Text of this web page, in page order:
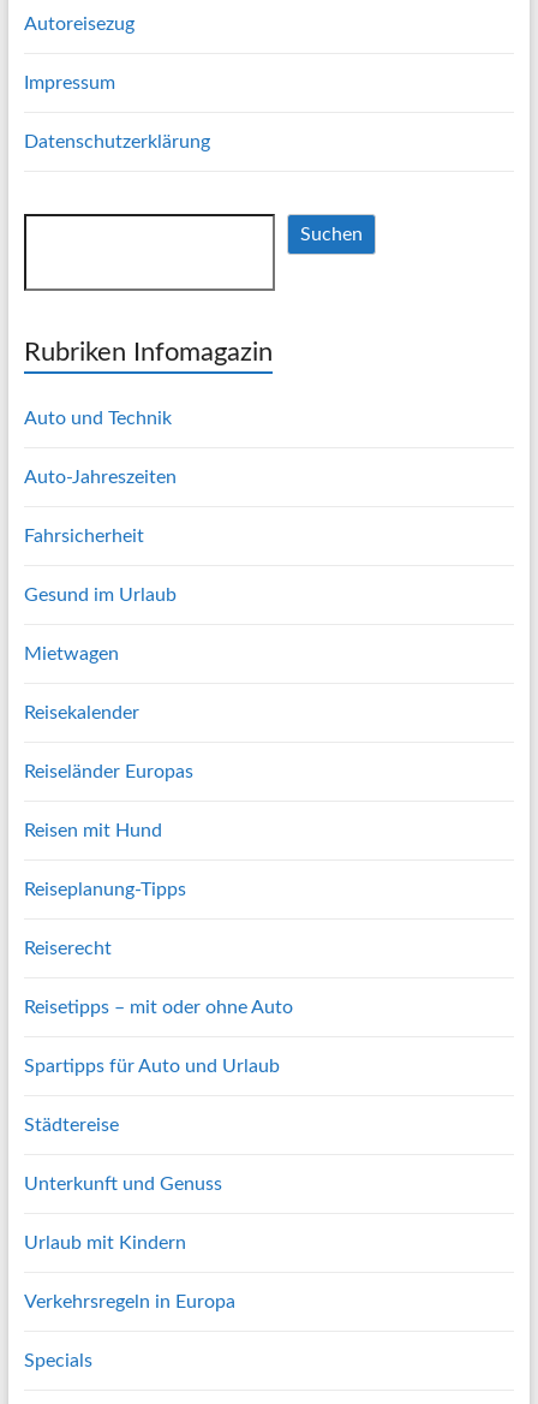
Autoreisezug
Impressum
Datenschutzerklärung
Suchen
Rubriken Infomagazin
Auto und Technik
Auto-Jahreszeiten
Fahrsicherheit
Gesund im Urlaub
Mietwagen
Reisekalender
Reiseländer Europas
Reisen mit Hund
Reiseplanung-Tipps
Reiserecht
Reisetipps – mit oder ohne Auto
Spartipps für Auto und Urlaub
Städtereise
Unterkunft und Genuss
Urlaub mit Kindern
Verkehrsregeln in Europa
Specials